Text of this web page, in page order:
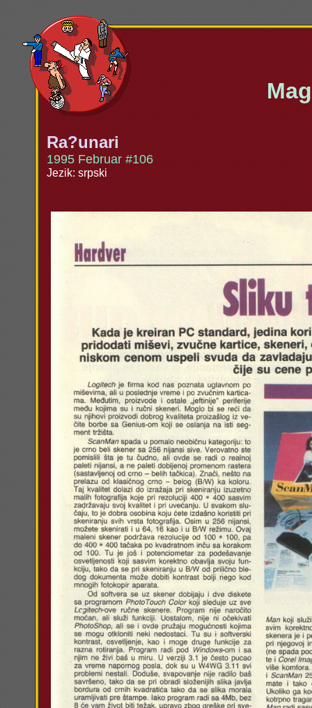
Ra?unari
1995 Februar #106
Jezik: srpski